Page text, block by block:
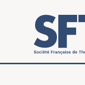
Aller au contenu